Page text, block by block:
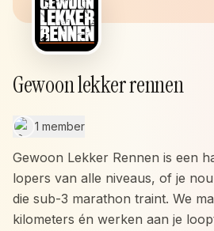
Gewoon lekker rennen
1 member
Gewoon Lekker Rennen is een
lopers van alle niveaus, of je
die sub-3 marathon traint. We
kilometers én werken aan je